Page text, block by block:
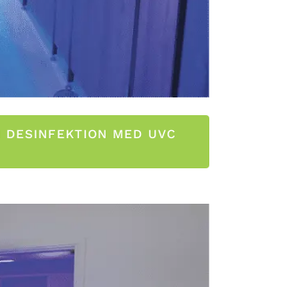
DESINFEKTION MED UVC